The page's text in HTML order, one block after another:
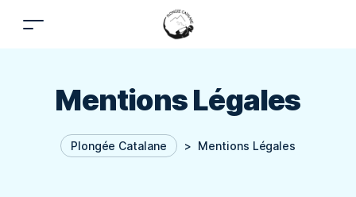
Mentions Légales
Plongée Catalane > Mentions Légales